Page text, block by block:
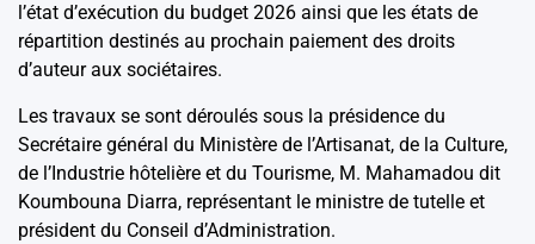
l’état d’exécution du budget 2026 ainsi que les états de
répartition destinés au prochain paiement des droits
d’auteur aux sociétaires.
Les travaux se sont déroulés sous la présidence du
Secrétaire général du Ministère de l’Artisanat, de la Culture,
de l’Industrie hôtelière et du Tourisme, M. Mahamadou dit
Koumbouna Diarra, représentant le ministre de tutelle et
président du Conseil d’Administration.